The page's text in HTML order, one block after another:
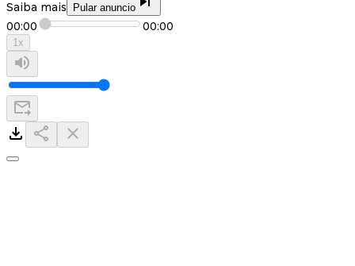
Saiba mais Pular anuncio
00:00 00:00
1x